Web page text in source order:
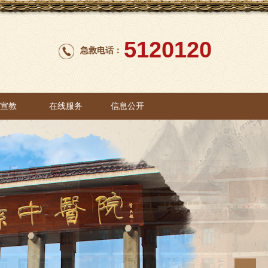
急救电话： 5120120
教
教
在线服务
在线服务
信息公开